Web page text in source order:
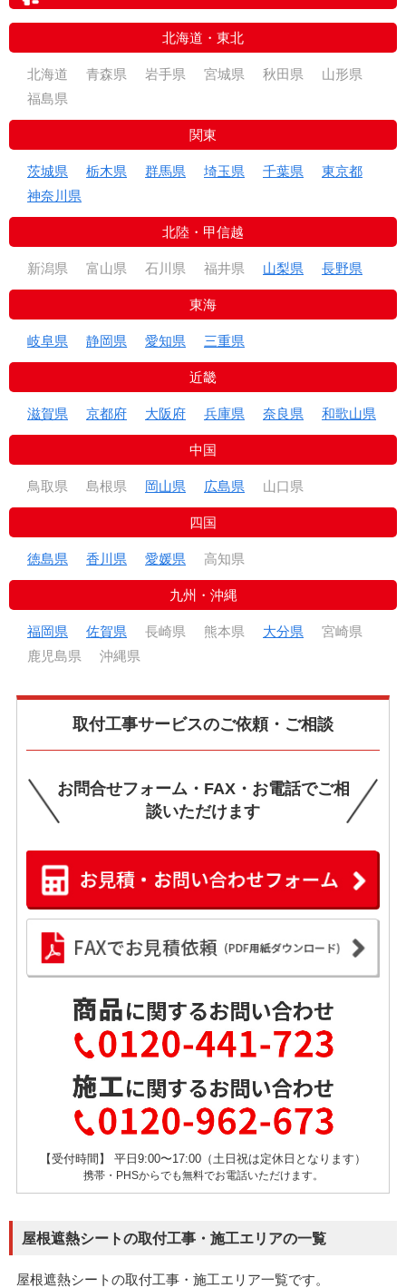
回答日：2026/08/06
広島県
企業様
る総合的な満足度を教えてください。
非常に満足
納期も急いでいただき、製品の状態も良かった
弊社、担当者とのコミュニケーション、対
応速度はどうでしたか？
非常に満足
ビニールカーテン・間仕切り製品ご購入
滋賀県
企業様
Q
ラクスル ビニプロの商品・サービスに対す
る総合的な満足度を教えてください。
非常に満足
価格も安く品物もしっかりしているから
Q
弊社、担当者とのコミュニケーション、対
応速度はどうでしたか？
非常に満足
見積りも早く満足です
北海道・東北
北海道 青森県 岩手県 宮城県 秋田県
山形県
福島県
関東
茨城県 栃木県 群馬県 埼玉県 千葉県
東京都
神奈川県
北陸・甲信越
新潟県 富山県 石川県 福井県 山梨県 長野県
東海
岐阜県 静岡県 愛知県 三重県
近畿
滋賀県 京都府 大阪府 兵庫県 奈良県 和歌山県
中国
鳥取県 島根県 岡山県 広島県 山口県
四国
徳島県 香川県 愛媛県 高知県
九州・沖縄
福岡県 佐賀県 長崎県 熊本県 大分県
宮崎県
鹿児島県
沖縄県
取付工事サービスのご依頼・ご相談
お問合せフォーム・FAX・お電話でご相
談いただけます
【受付時間】 平日9:00〜17:00（土日祝は定休日となります）
携帯・PHSからでも無料でお電話いただけます。
屋根遮熱シートの取付工事・施工エリアの一覧
屋根遮熱シートの取付工事・施工エリア一覧です。